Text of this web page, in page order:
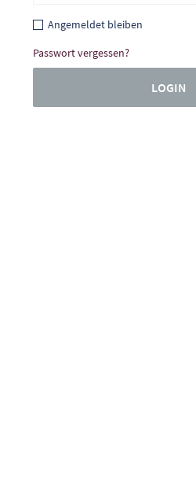
Angemeldet bleiben
Passwort vergessen?
LOGIN